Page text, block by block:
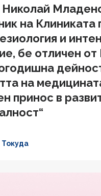
на Клиниката
и
бе отличен
на
принос в